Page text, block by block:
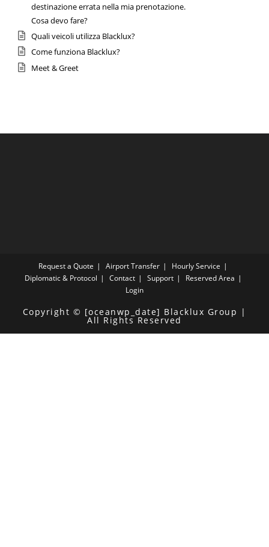
destinazione errata nella mia prenotazione.
Cosa devo fare?
Quali veicoli utilizza Blacklux?
Come funziona Blacklux?
Meet & Greet
Request a Quote Airport Transfer
Hourly Service
Diplomatic & Protocol
Contact Support
Reserved Area
Login
Copyright © [oceanwp_date] Blacklux Group |
All Rights Reserved